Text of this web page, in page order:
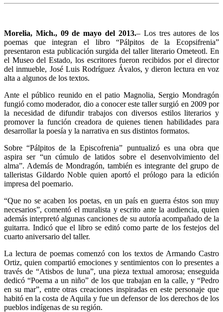
Morelia, Mich., 09 de mayo del 2013.– Los tres autores de los
poemas que integran el libro “Pálpitos de la Ecopsifrenia”
presentaron esta publicación surgida del taller literario Ometeotl. En
el Museo del Estado, los escritores fueron recibidos por el director
del inmueble, José Luis Rodríguez Ávalos, y dieron lectura en voz
alta a algunos de los textos.
Ante el público reunido en el patio Magnolia, Sergio Mondragón
fungió como moderador, dio a conocer este taller surgió en 2009 por
la necesidad de difundir trabajos con diversos estilos literarios y
promover la función creadora de quienes tienen habilidades para
desarrollar la poesía y la narrativa en sus distintos formatos.
Sobre “Pálpitos de la Episcofrenia” puntualizó es una obra que
aspira ser “un cúmulo de latidos sobre el desenvolvimiento del
alma”. Además de Mondragón, también es integrante del grupo de
talleristas Gildardo Noble quien aportó el prólogo para la edición
impresa del poemario.
“Que no se acaben los poetas, en un país en guerra éstos son muy
necesarios”, comentó el muralista y escrito ante la audiencia, quien
además interpretó algunas canciones de su autoría acompañado de la
guitarra. Indicó que el libro se editó como parte de los festejos del
cuarto aniversario del taller.
La lectura de poemas comenzó con los textos de Armando Castro
Ortiz, quien compartió emociones y sentimientos con lo presentes a
través de “Atisbos de luna”, una pieza textual amorosa; enseguida
dedicó “Poema a un niño” de los que trabajan en la calle, y “Pedro
en su mar”, entre otras creaciones inspiradas en este personaje que
habitó en la costa de Aquila y fue un defensor de los derechos de los
pueblos indígenas de su región.